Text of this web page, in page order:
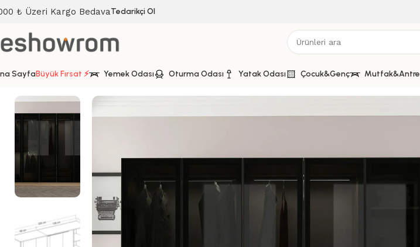
₺ Üzeri Kargo BedavaTedarikçi Ol
SayfaBüyük Fırsat ⚡ Yemek Odası Oturma Odası Yatak Odası Çocuk&Genç Mutfak&Antre
Kale 5 Füme Cam Kapaklı 2Ç Dolap Dore Füme Cam 210CM